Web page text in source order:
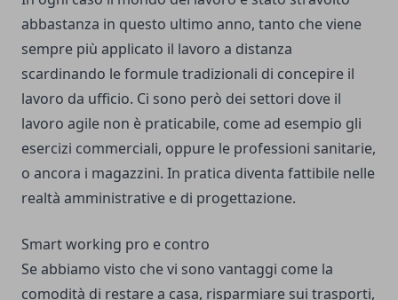
abbastanza in questo ultimo anno, tanto che viene
sempre più applicato il lavoro a distanza
scardinando le formule tradizionali di concepire il
lavoro da ufficio. Ci sono però dei settori dove il
lavoro agile non è praticabile, come ad esempio gli
esercizi commerciali, oppure le professioni sanitarie,
o ancora i magazzini. In pratica diventa fattibile nelle
realtà amministrative e di progettazione.
Smart working pro e contro
Se abbiamo visto che vi sono vantaggi come la
comodità di restare a casa, risparmiare sui trasporti,